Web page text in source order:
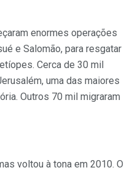
enormes operações
e Salomão, para resgatar
Cerca de 30 mil
uma das maiores
Outros 70 mil migraram
voltou à tona em 2010. O